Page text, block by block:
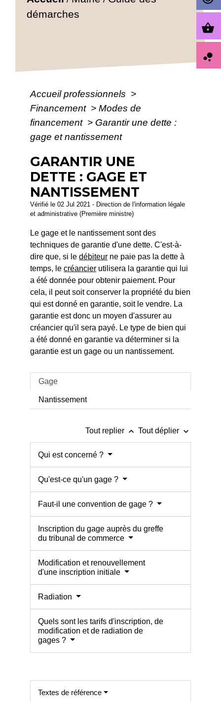
démarches
Accueil professionnels >
Financement > Modes de
financement > Garantir une dette :
gage et nantissement
GARANTIR UNE
DETTE : GAGE ET
NANTISSEMENT
Vérifié le 02 Jul 2021 - Direction de l'information légale
et administrative (Première ministre)
Le gage et le nantissement sont des
techniques de garantie d'une dette. C'est-à-
dire que, si ledébiteur ne paie pas la dette à
temps, lecréancier utilisera la garantie qui lui
a été donnée pour obtenir paiement. Pour
cela, il peut soit conserver la propriété du bien
qui est donné en garantie, soit le vendre. La
garantie est donc un moyen d'assurer au
créancier qu'il sera payé. Le type de bien qui
a été donné en garantie va déterminer si la
garantie est un gage ou un nantissement.
Gage
Nantissement
Tout replier keyboard_arrow_up Tout déplier keyboard_arrow_down
Qui est concerné ?
Qu'est-ce qu'un gage ?
Faut-il une convention de gage ?
Inscription du gage auprès du greffe
du tribunal de commerce
Modification et renouvellement
d'une inscription initiale
Radiation
Quels sont les tarifs d'inscription, de
modification et de radiation de
gages ?
Textes de référence
shopping_basket
bubble_chart